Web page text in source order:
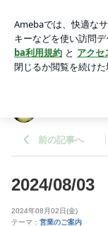
アプリをダウンロ
ょう。
前の記事へ
2024/08/03
2024年08月02日(金)
テーマ： 営業のご案内